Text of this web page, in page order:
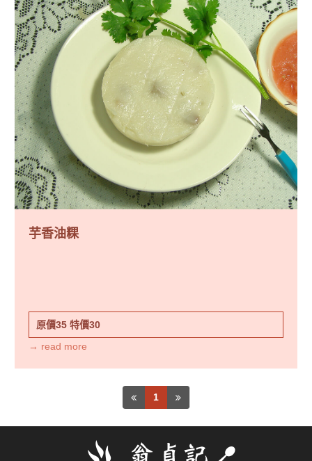
芋香油粿
原價35 特價30
→ read more
1